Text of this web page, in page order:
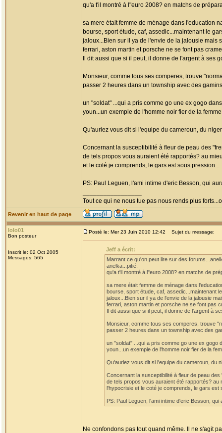
qu'a t'il montré à l"euro 2008? en matchs de
sa mere était femme de ménage dans l'education
bourse, sport étude, caf, assedic...maintenant le
jaloux...Bien sur il ya de l'envie de la jalousie mais
ferrari, aston martin et porsche ne se font pas
Il dit aussi que si il peut, il donne de l'argent à ses
Monsieur, comme tous ses comperes, trouve
passer 2 heures dans un township avec des
un "soldat" ...qui a pris comme go une ex gogo
youn...un exemple de l'homme noir fier de la
Qu'auriez vous dit si l'equipe du cameroun, du
Concernant la susceptibilité à fleur de peau des
de tels propos vous auraient été rapportés? au
et le coté je comprends, le gars est sous pression...
PS: Paul Leguen, l'ami intime d'eric Besson, qui
Tout ce qui ne nous tue pas nous rends plus
Revenir en haut de page
lolo01
Bon posteur
Inscrit le: 02 Oct 2005
Messages: 565
Posté le: Mer 23 Juin 2010 12:42 Sujet du message:
Jeff a écrit:
Marrant ce qu'on peut lire sur des
anelka...pitié.
qu'a t'il montré à l"euro 2008? en matchs de
sa mere était femme de ménage dans
bourse, sport étude, caf, assedic...maintenant
jaloux...Bien sur il ya de l'envie de la jalousie
ferrari, aston martin et porsche ne se font pas
Il dit aussi que si il peut, il donne de l'argent à
Monsieur, comme tous ses comperes, trouve
passer 2 heures dans un township avec des
un "soldat" ...qui a pris comme go une ex
youn...un exemple de l'homme noir fier de la
Qu'auriez vous dit si l'equipe du cameroun, du
Concernant la susceptibilité à fleur de peau
de tels propos vous auraient été rapportés?
l'hypocrisie et le coté je comprends, le gars est
PS: Paul Leguen, l'ami intime d'eric Besson,
Ne confondons pas tout quand même. Il ne s'agit